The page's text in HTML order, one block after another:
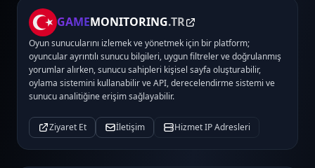
GAMEMONITORING.TR
Oyun sunucularını izlemek ve yönetmek için bir platform;
oyuncular ayrıntılı sunucu bilgileri, uygun filtreler ve doğrulanmış
yorumlar alırken, sunucu sahipleri kişisel sayfa oluşturabilir,
oylama sistemini kullanabilir ve API, derecelendirme sistemi ve
sunucu analitiğine erişim sağlayabilir.
Ziyaret Et İletişim Hizmet IP Adresleri